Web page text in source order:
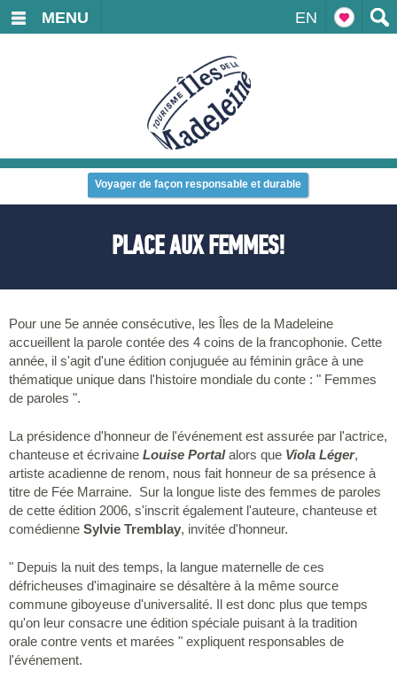
EN
MENU
Voyager de façon responsable et durable
PLACE AUX FEMMES!
Pour une 5e année consécutive, les Îles de la Madeleine
accueillent la parole contée des 4 coins de la francophonie. Cette
année, il s'agit d'une édition conjuguée au féminin grâce à une
thématique unique dans l'histoire mondiale du conte : " Femmes
de paroles ".
La présidence d'honneur de l'événement est assurée par l'actrice,
chanteuse et écrivaine Louise Portalalors que Viola Léger,
artiste acadienne de renom, nous fait honneur de sa présence à
titre de Fée Marraine. Sur la longue liste des femmes de paroles
de cette édition 2006, s'inscrit également l'auteure, chanteuse et
comédienne Sylvie Tremblay, invitée d'honneur.
" Depuis la nuit des temps, la langue maternelle de ces
défricheuses d'imaginaire se désaltère à la même source
commune giboyeuse d'universalité. Il est donc plus que temps
qu'on leur consacre une édition spéciale puisant à la tradition
orale contre vents et marées " expliquent responsables de
l'événement.